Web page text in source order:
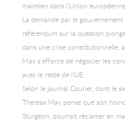
maintien dans l’Union européenne.
La demande par le gouvernement
référendum sur la question
dans une crise constitutionnelle,
May s’efforce de négocier les
avec le reste de l’UE.
Selon le journal Courier, dont le
Theresa May pense que son
Sturgeon, pourrait réclamer en